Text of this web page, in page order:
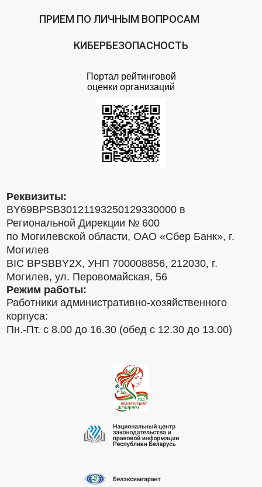
ПРИЕМ ПО ЛИЧНЫМ ВОПРОСАМ
КИБЕРБЕЗОПАСНОСТЬ
Портал рейтинговой
оценки организаций
Реквизиты:
BY69BPSB30121193250129330000 в
Региональной Дирекции № 600
по Могилевской области, ОАО «Сбер Банк», г.
Могилев
BIC BPSBBY2X, УНП 700008856, 212030, г.
Могилев, ул. Перовомайская, 56
Режим работы:
Работники административно-хозяйственного
корпуса:
Пн.-Пт. с 8.00 до 16.30 (обед с 12.30 до 13.00)